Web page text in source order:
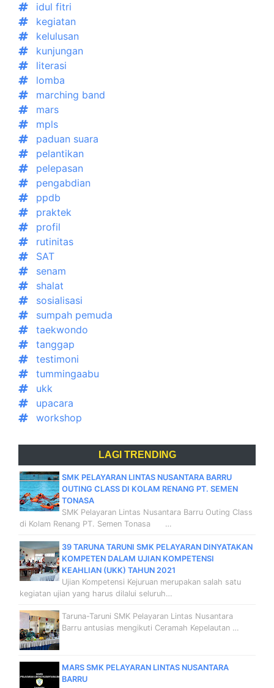
idul fitri
kegiatan
kelulusan
kunjungan
literasi
lomba
marching band
mars
mpls
paduan suara
pelantikan
pelepasan
pengabdian
ppdb
praktek
profil
rutinitas
SAT
senam
shalat
sosialisasi
sumpah pemuda
taekwondo
tanggap
testimoni
tummingaabu
ukk
upacara
workshop
LAGI TRENDING
SMK PELAYARAN LINTAS NUSANTARA BARRU
OUTING CLASS DI KOLAM RENANG PT. SEMEN
TONASA
SMK Pelayaran Lintas Nusantara Barru Outing Class
di Kolam Renang PT. Semen Tonasa …
39 TARUNA TARUNI SMK PELAYARAN DINYATAKAN
KOMPETEN DALAM UJIAN KOMPETENSI
KEAHLIAN (UKK) TAHUN 2021
Ujian Kompetensi Kejuruan merupakan salah satu
kegiatan ujian yang harus dilalui seluruh…
Taruna-Taruni SMK Pelayaran Lintas Nusantara
Barru antusias mengikuti Ceramah Kepelautan …
MARS SMK PELAYARAN LINTAS NUSANTARA
BARRU